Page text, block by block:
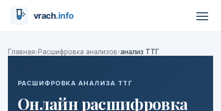
Главная›Расшифровка анализов›анализ ТТГ
РАСШИФРОВКА АНАЛИЗА ТТГ
Онлайн расшифровка